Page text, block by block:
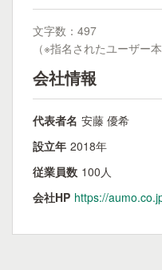
文字数：497
（※指名されたユーザー
会社情報
代表者名 安藤 優希
設立年 2018年
従業員数 100人
会社HP https://